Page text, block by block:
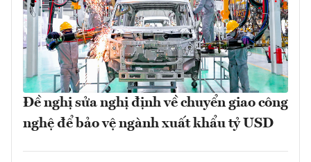
Đề nghị sửa nghị định về chuyển giao công
nghệ để bảo vệ ngành xuất khẩu tỷ USD